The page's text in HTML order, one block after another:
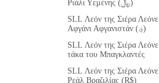
Ριάλι Υεμένης (﷼)
SLL Λεόν της Σιέρα Λεόνε
Αφγάνι Αφγανιστάν (؋)
SLL Λεόν της Σιέρα Λεόνε
τάκα του Μπαγκλαντές
SLL Λεόν της Σιέρα Λεόνε
Ρεάλ Βραζιλίας (R$)